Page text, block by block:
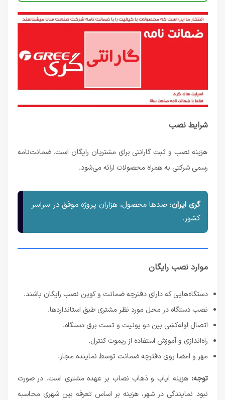
شرایط نصب
هزینه نصب و ثبت گارانتی برای مشتریان رایگان است. ضمانت‌نامه
رسمی شرکتی به همراه محصولات ارائه می‌شود.
گری ایران؛ صدها محصول، هزاران پروژه موفق در سراسر
کشور.
موارد نصب رایگان
دستگاه‌هایی که دارای دفترچه ضمانت و کوپن نصب رایگان باشند.
نصب دستگاه در محل مورد نظر مشتری طبق استانداردها.
اتصال لوله‌کشی بین دو یونیت و تست برق دستگاه.
راه‌اندازی و آموزش استفاده از ریموت کنترل.
مهر و امضا روی دفترچه ضمانت توسط نماینده مجاز.
توجه: هزینه ایاب و ذهاب نصاب بر عهده مشتری است. در صورت
نبود نمایندگی در شهر، هزینه بر اساس تعرفه بین شهری محاسبه